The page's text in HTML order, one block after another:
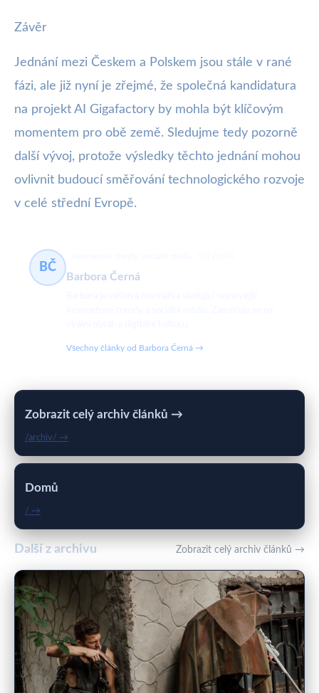
Závěr
Jednání mezi Českem a Polskem jsou stále v rané
fázi, ale již nyní je zřejmé, že společná kandidatura
na projekt AI Gigafactory by mohla být klíčovým
momentem pro obě země. Sledujme tedy pozorně
další vývoj, protože výsledky těchto jednání mohou
ovlivnit budoucí směřování technologického rozvoje
v celé střední Evropě.
BČ
Barbora Černá
Všechny články od Barbora Černá →
Zobrazit celý archiv článků →
/archiv/ →
Domů
/ →
Další z archivu Zobrazit celý archiv článků →